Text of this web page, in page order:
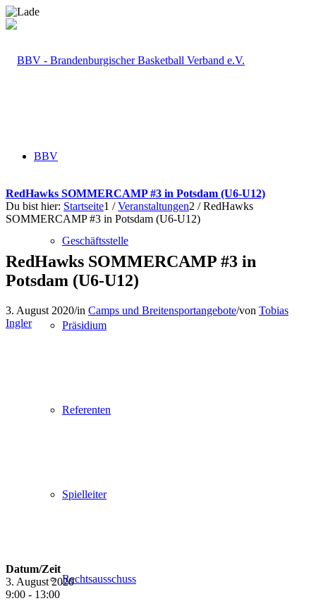
BBV
Geschäftsstelle
Präsidium
Referenten
Spielleiter
Rechtsausschuss
RedHawks SOMMERCAMP #3 in Potsdam (U6-U12)
Du bist hier: Startseite1 / Veranstaltungen2 / RedHawks
SOMMERCAMP #3 in Potsdam (U6-U12)
RedHawks SOMMERCAMP #3 in
Potsdam (U6-U12)
3. August 2020/in Camps und Breitensportangebote/von Tobias
Ingler
Datum/Zeit
3. August 2020
9:00 - 13:00